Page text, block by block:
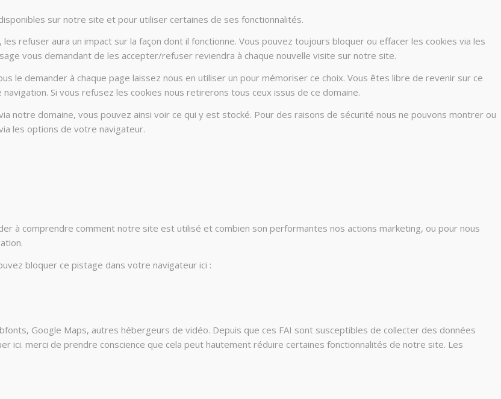
sur notre site et pour utiliser certaines de ses fonctionnalités.
refuser aura un impact sur la façon dont il fonctionne. Vous pouvez toujours bloquer ou effacer les cookies via les
vous demandant de les accepter/refuser reviendra à chaque nouvelle visite sur notre site.
le demander à chaque page laissez nous en utiliser un pour mémoriser ce choix. Vous êtes libre de revenir sur ce
Si vous refusez les cookies nous retirerons tous ceux issus de ce domaine.
notre domaine, vous pouvez ainsi voir ce qui y est stocké. Pour des raisons de sécurité nous ne pouvons montrer ou
les options de votre navigateur.
à comprendre comment notre site est utilisé et combien son performantes nos actions marketing, ou pour nous
bloquer ce pistage dans votre navigateur ici :
Google Maps, autres hébergeurs de vidéo. Depuis que ces FAI sont susceptibles de collecter des données
ici. merci de prendre conscience que cela peut hautement réduire certaines fonctionnalités de notre site. Les